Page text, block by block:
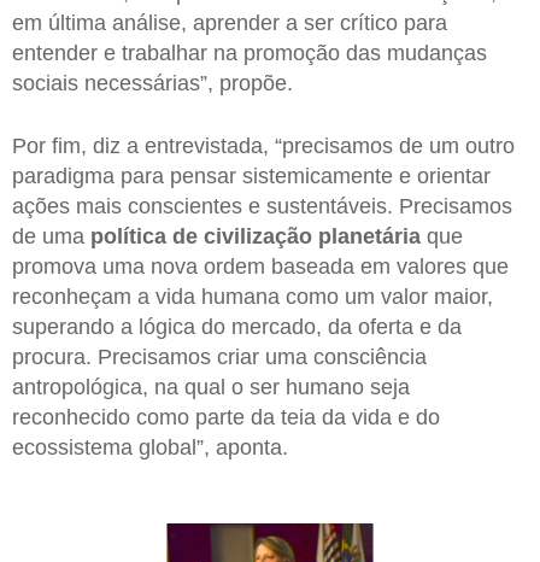
em última análise, aprender a ser crítico para
entender e trabalhar na promoção das mudanças
sociais necessárias”, propõe.
Por fim, diz a entrevistada, “precisamos de um outro
paradigma para pensar sistemicamente e orientar
ações mais conscientes e sustentáveis. Precisamos
de uma política de civilização planetária que
promova uma nova ordem baseada em valores que
reconheçam a vida humana como um valor maior,
superando a lógica do mercado, da oferta e da
procura. Precisamos criar uma consciência
antropológica, na qual o ser humano seja
reconhecido como parte da teia da vida e do
ecossistema global”, aponta.